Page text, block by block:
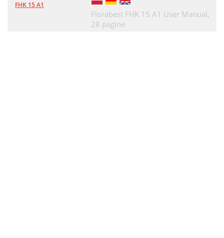
FHK 15 A1
Florabest FHK 15 A1 User Manual,
28 pagine